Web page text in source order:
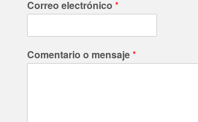
Correo electrónico *
Comentario o mensaje*